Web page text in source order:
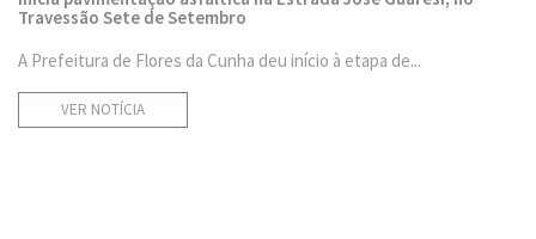
Travessão Sete de Setembro
A Prefeitura de Flores da Cunha deu início à etapa de...
VER NOTÍCIA